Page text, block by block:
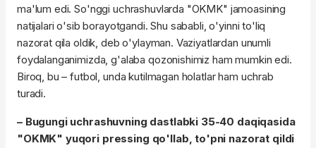
ma'lum edi. So'nggi uchrashuvlarda "OKMK" jamoasining
natijalari o'sib borayotgandi. Shu sababli, o'yinni to'liq
nazorat qila oldik, deb o'ylayman. Vaziyatlardan unumli
foydalanganimizda, g'alaba qozonishimiz ham mumkin edi.
Biroq, bu – futbol, unda kutilmagan holatlar ham uchrab
turadi.
– Bugungi uchrashuvning dastlabki 35-40 daqiqasida
"OKMK" yuqori pressing qo'llab, to'pni nazorat qildi